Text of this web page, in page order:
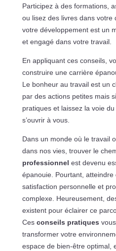
Participez à des formations,
ou lisez des livres dans votre
votre développement est un
et engagé dans votre travail.
En appliquant ces conseils,
construire une carrière
Le bonheur au travail est un
par des actions petites mais
pratiques et laissez la voie
s’ouvrir à vous.
Dans un monde où le travail
dans nos vies, trouver le
professionnel est devenu
épanouie. Pourtant,
satisfaction personnelle et
complexe. Heureusement,
existent pour éclairer ce
Ces conseils pratiques
transformer votre
espace de bien-être optimal,